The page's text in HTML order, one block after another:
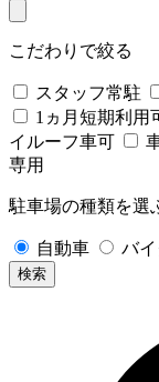
こだわりで絞る
スタッフ常駐
1ヵ月短期利用
イルーフ車可
専用
駐車場の種類を選
自動車 バ
検索